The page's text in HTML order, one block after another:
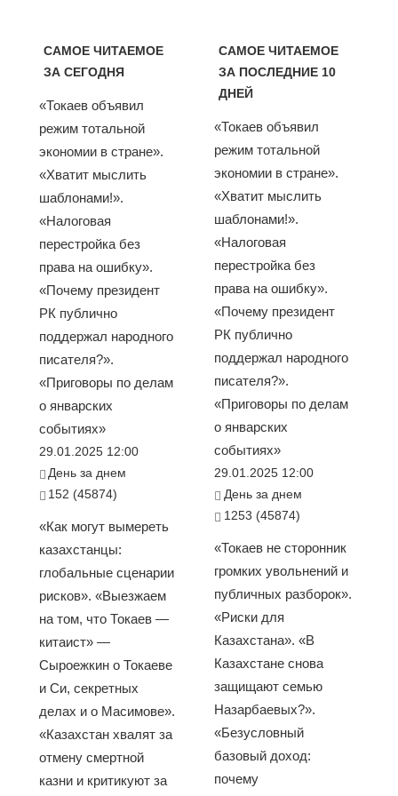
САМОЕ ЧИТАЕМОЕ
ЗА СЕГОДНЯ
«Токаев объявил
режим тотальной
экономии в стране».
«Хватит мыслить
шаблонами!».
«Налоговая
перестройка без
права на ошибку».
«Почему президент
РК публично
поддержал народного
писателя?».
«Приговоры по делам
о январских
событиях»
29.01.2025 12:00
День за днем
152 (45874)
«Как могут вымереть
казахстанцы:
глобальные сценарии
рисков». «Выезжаем
на том, что Токаев —
китаист» —
Сыроежкин о Токаеве
и Си, секретных
делах и о Масимове».
«Казахстан хвалят за
отмену смертной
казни и критикуют за
САМОЕ ЧИТАЕМОЕ
ЗА ПОСЛЕДНИЕ 10
ДНЕЙ
«Токаев объявил
режим тотальной
экономии в стране».
«Хватит мыслить
шаблонами!».
«Налоговая
перестройка без
права на ошибку».
«Почему президент
РК публично
поддержал народного
писателя?».
«Приговоры по делам
о январских
событиях»
29.01.2025 12:00
День за днем
1253 (45874)
«Токаев не сторонник
громких увольнений и
публичных разборок».
«Риски для
Казахстана». «В
Казахстане снова
защищают семью
Назарбаевых?».
«Безусловный
базовый доход:
почему